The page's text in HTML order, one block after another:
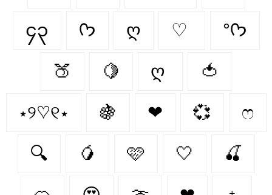
၄၃ ᡣ𐭩 ღ ♡ °ᡣ𐭩
🍑 🍋 ღ 🍅
⋆୨♡୧⋆ 🍇 ❤︎ 💞 ෆ
🔍 🥭 🩷 🤍 🍒